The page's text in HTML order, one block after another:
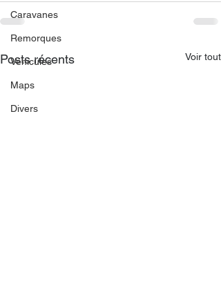
Caravanes
Remorques
Véhicules
Maps
Divers
Posts récents Voir tout